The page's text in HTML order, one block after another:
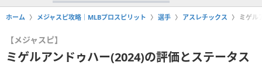
ホーム メジャスピ攻略｜MLBプロスピリット 選手 アスレチックス ミゲル
【メジャスピ】
ミゲルアンドゥハー(2024)の評価とステータス